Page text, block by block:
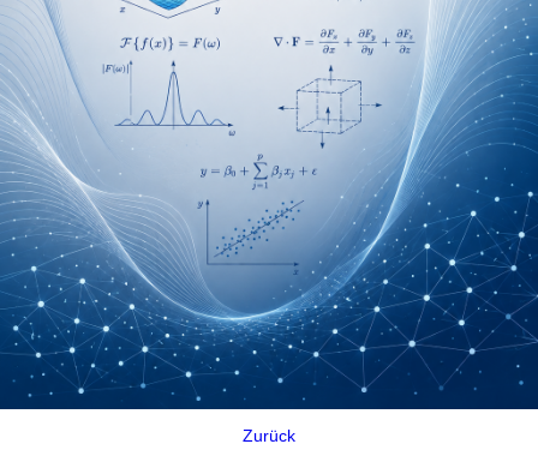
Zurück